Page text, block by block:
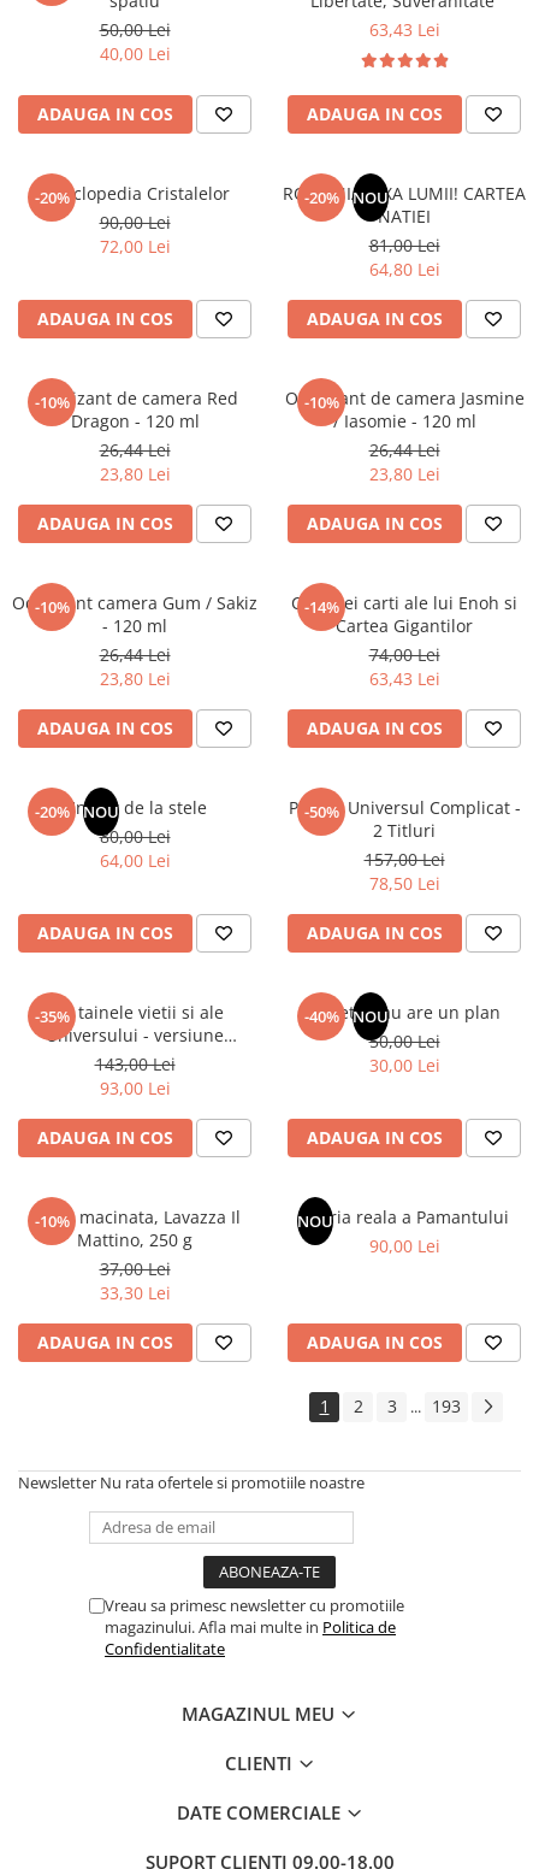
Clasa a V-a
Clasa a VI-a
Clasa a VIII-a
Clasa I
Limbi Straine
Povesti
Povesti - Basme - Legende
Realitatea Augmentata
Religie pentru copii
ScienceConnection
50,00 Lei
40,00 Lei
ADAUGA IN COS
63,43 Lei
ADAUGA IN COS
-20%
Enciclopedia Cristalelor
90,00 Lei
72,00 Lei
ADAUGA IN COS
-20% NOU
ROMANIA, AXA LUMII! CARTEA
NATIEI
81,00 Lei
64,80 Lei
ADAUGA IN COS
-10%
Odorizant de camera Red
Dragon - 120 ml
26,44 Lei
23,80 Lei
ADAUGA IN COS
-10%
Odorizant de camera Jasmine
/ Iasomie - 120 ml
26,44 Lei
23,80 Lei
ADAUGA IN COS
-10%
Odorizant camera Gum / Sakiz
- 120 ml
26,44 Lei
23,80 Lei
ADAUGA IN COS
-14%
Cele trei carti ale lui Enoh si
Cartea Gigantilor
74,00 Lei
63,43 Lei
ADAUGA IN COS
-20% NOU
Un dar de la stele
80,00 Lei
64,00 Lei
ADAUGA IN COS
-50%
Pachet Universul Complicat -
2 Titluri
157,00 Lei
78,50 Lei
ADAUGA IN COS
-35%
Din tainele vietii si ale
Universului - versiune
originala din 1939. Volumele I-
III.
143,00 Lei
93,00 Lei
ADAUGA IN COS
-40% NOU
Sufletul tau are un plan
50,00 Lei
30,00 Lei
ADAUGA IN COS
-10%
Cafea macinata, Lavazza Il
Mattino, 250 g
37,00 Lei
33,30 Lei
ADAUGA IN COS
NOU
Istoria reala a Pamantului
90,00 Lei
ADAUGA IN COS
1 2 3 ... 193
Newsletter Nu rata ofertele si promotiile noastre
Vreau sa primesc newsletter cu promotiile
magazinului. Afla mai multe in Politica de
Confidentialitate
MAGAZINUL MEU
CLIENTI
DATE COMERCIALE
SUPORT CLIENTI 09.00-18.00